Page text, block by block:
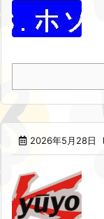
2026年5月28日